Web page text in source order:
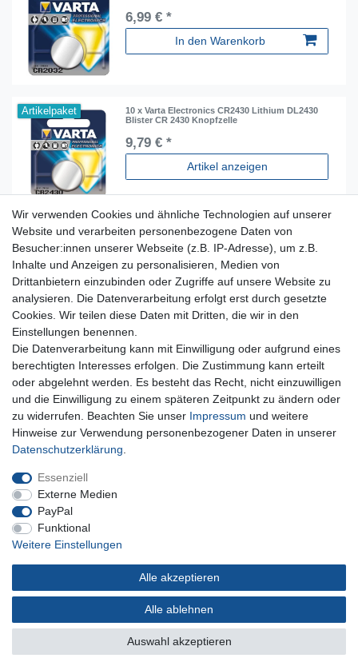
6,99 € *
In den Warenkorb
Artikelpaket
10 x Varta Electronics CR2430 Lithium DL2430
Blister CR 2430 Knopfzelle
9,79 € *
Artikel anzeigen
Für Fragen zu unseren Produkten und Bestellungen
erreichen Sie uns per E-Mail oder Telefon:
+49 5741 9099422 oderinfo@dein-bau-projekt.de
Versand und Zahlung
Impressum
Datenschutzerklärung
AGB
Kontakt
Infos Ratenkauf mit easyCredit
Qualität made in Germany
Schnelle & sichere Lieferung
Ideal für Selbermacher (DIY)
Widerrufs­recht
AGB Kontakt
Wir verwenden Cookies und ähnliche Technologien auf unserer
Website und verarbeiten personenbezogene Daten von
Besucher:innen unserer Webseite (z.B. IP-Adresse), um z.B.
Inhalte und Anzeigen zu personalisieren, Medien von
Drittanbietern einzubinden oder Zugriffe auf unsere Website zu
analysieren. Die Datenverarbeitung erfolgt erst durch gesetzte
Cookies. Wir teilen diese Daten mit Dritten, die wir in den
Einstellungen benennen.
Die Datenverarbeitung kann mit Einwilligung oder aufgrund eines
berechtigten Interesses erfolgen. Die Zustimmung kann erteilt
oder abgelehnt werden. Es besteht das Recht, nicht einzuwilligen
und die Einwilligung zu einem späteren Zeitpunkt zu ändern oder
zu widerrufen. Beachten Sie unser Impressum und weitere
Hinweise zur Verwendung personenbezogener Daten in unserer
Daten­schutz­erklärung
Essenziell
Externe Medien
PayPal
Funktional
Weitere Einstellungen
Alle akzeptieren
Alle ablehnen
Auswahl akzeptieren